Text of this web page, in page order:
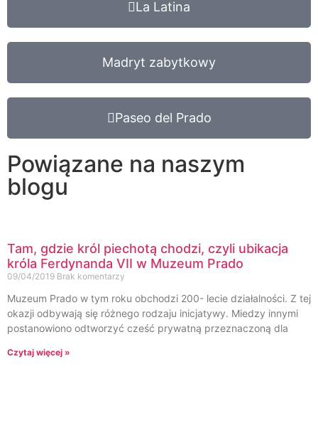
La Latina
Madryt zabytkowy
Paseo del Prado
Powiązane na naszym
blogu
Tam, gdzie król piechotą chodzi, czyli ubikacja
króla Ferdynanda VII w Muzeum Prado
09/04/2019 Brak komentarzy
Muzeum Prado w tym roku obchodzi 200- lecie działalności. Z tej
okazji odbywają się różnego rodzaju inicjatywy. Miedzy innymi
postanowiono odtworzyć cześć prywatną przeznaczoną dla
Czytaj więcej »